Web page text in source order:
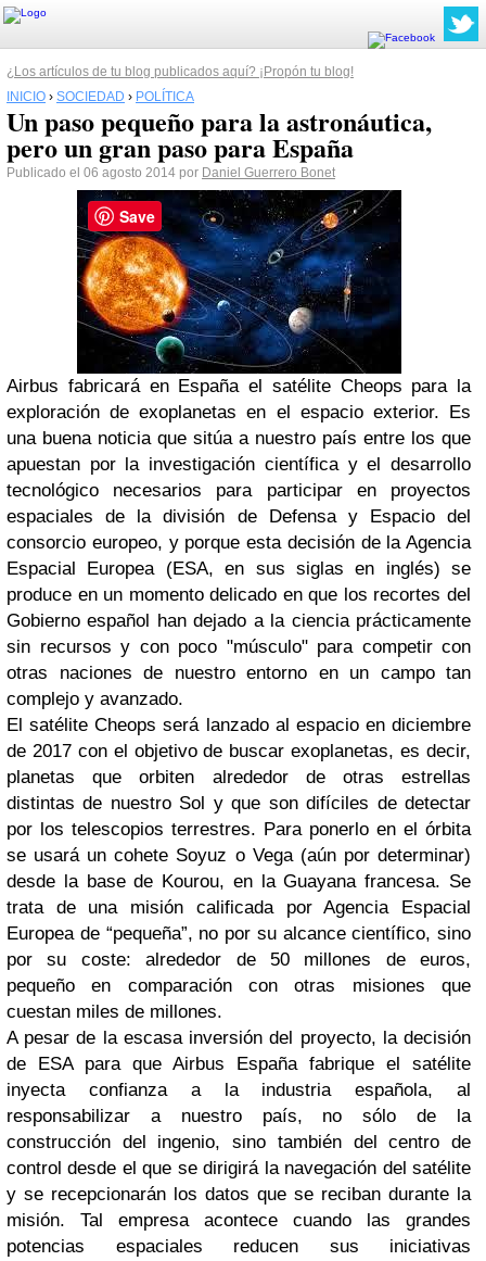
¿Los artículos de tu blog publicados aquí? ¡Propón tu blog!
INICIO › SOCIEDAD › POLÍTICA
Un paso pequeño para la astronáutica,
pero un gran paso para España
Publicado el 06 agosto 2014 por Daniel Guerrero Bonet
Airbus fabricará en España el satélite Cheops para la
exploración de exoplanetas en el espacio exterior. Es
una buena noticia que sitúa a nuestro país entre los que
apuestan por la investigación científica y el desarrollo
tecnológico necesarios para participar en proyectos
espaciales de la división de Defensa y Espacio del
consorcio europeo, y porque esta decisión de la Agencia
Espacial Europea (ESA, en sus siglas en inglés) se
produce en un momento delicado en que los recortes del
Gobierno español han dejado a la ciencia prácticamente
sin recursos y con poco "músculo" para competir con
otras naciones de nuestro entorno en un campo tan
complejo y avanzado.
El satélite Cheops será lanzado al espacio en diciembre
de 2017 con el objetivo de buscar exoplanetas, es decir,
planetas que orbiten alrededor de otras estrellas
distintas de nuestro Sol y que son difíciles de detectar
por los telescopios terrestres. Para ponerlo en el órbita
se usará un cohete Soyuz o Vega (aún por determinar)
desde la base de Kourou, en la Guayana francesa. Se
trata de una misión calificada por Agencia Espacial
Europea de “pequeña”, no por su alcance científico, sino
por su coste: alrededor de 50 millones de euros,
pequeño en comparación con otras misiones que
cuestan miles de millones.
A pesar de la escasa inversión del proyecto, la decisión
de ESA para que Airbus España fabrique el satélite
inyecta confianza a la industria española, al
responsabilizar a nuestro país, no sólo de la
construcción del ingenio, sino también del centro de
control desde el que se dirigirá la navegación del satélite
y se recepcionarán los datos que se reciban durante la
misión. Tal empresa acontece cuando las grandes
potencias espaciales reducen sus iniciativas
Save